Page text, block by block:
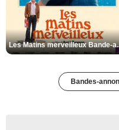
Les
Bandes-